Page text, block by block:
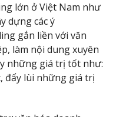
lớn ở Việt Nam như
dựng các ý
gắn liền với văn
làm nội dung xuyên
những giá trị tốt như:
đẩy lùi những giá trị